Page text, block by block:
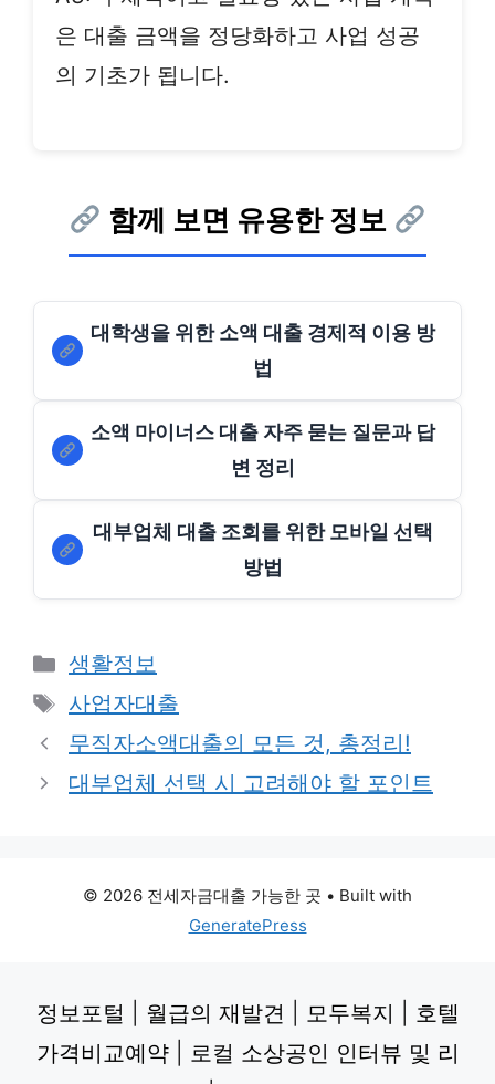
은 대출 금액을 정당화하고 사업 성공
의 기초가 됩니다.
함께 보면 유용한 정보
대학생을 위한 소액 대출 경제적 이용 방
법
소액 마이너스 대출 자주 묻는 질문과 답
변 정리
대부업체 대출 조회를 위한 모바일 선택
방법
Categories
생활정보
Tags
사업자대출
무직자소액대출의 모든 것, 총정리!
대부업체 선택 시 고려해야 할 포인트
© 2026 전세자금대출 가능한 곳 • Built with
GeneratePress
정보포털 월급의 재발견 모두복지
호텔
가격비교예약| 로컬 소상공인 인터뷰 및 리